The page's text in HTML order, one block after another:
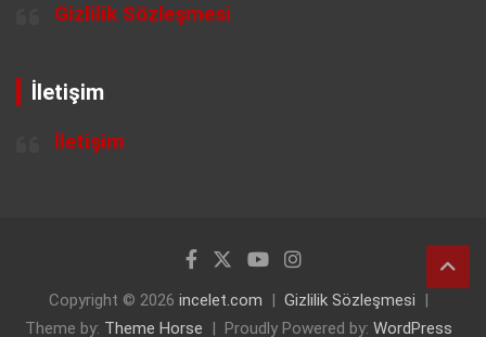
Gizlilik Sözleşmesi
İletişim
İletişim
Copyright © 2026 incelet.com
Gizlilik Sözleşmesi
Theme by: Theme Horse Proudly Powered by: WordPress